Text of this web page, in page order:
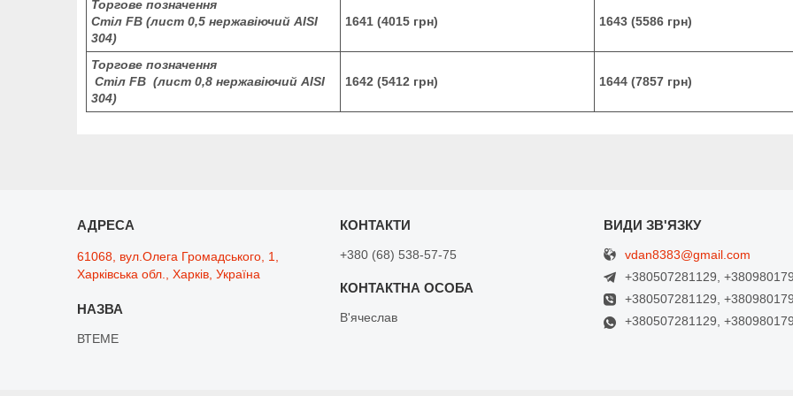
Торгове позначення
Стіл FB (лист 0,5 нержавіючий AISI
304)
1641 (4015 грн) 1643 (5586 грн)
Торгове позначення
Стіл FB (лист 0,8 нержавіючий AISI
304)
1642 (5412 грн) 1644 (7857 грн)
61068, вул.Олега Громадського, 1,
Харківська обл., Харків, Україна
ВТЕМЕ
+380 (68) 538-57-75
В'ячеслав
vdan8383@gmail.com
+380507281129,
+380507281129,
+380507281129,